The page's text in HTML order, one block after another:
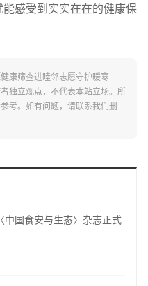
感受到实实在在的健康保
康筛查进睦邻志愿守护暖寒
独立观点，不代表本站立场。所
考。如有问题，请联系我们删
中国食安与生态〉杂志正式